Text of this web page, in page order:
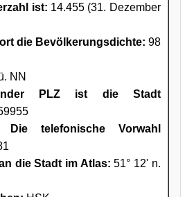
ist: 14.455 (31. Dezember
die Bevölkerungsdichte: 98
NN
PLZ ist die Stadt
Die telefonische Vorwahl
die Stadt im Atlas: 51° 12' n.